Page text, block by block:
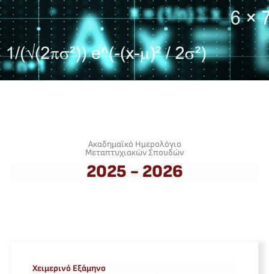
Ακαδημαϊκό Ημερολόγιο
Μεταπτυχιακών Σπουδών
2025 - 2026
Χειμερινό Εξάμηνο